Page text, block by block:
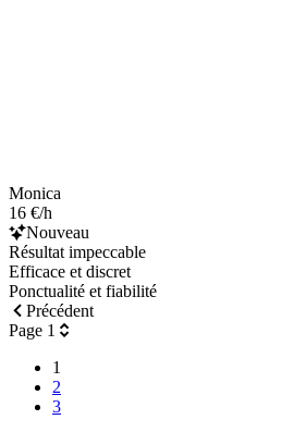
Monica
16 €/h
Nouveau
Résultat impeccable
Efficace et discret
Ponctualité et fiabilité
Précédent
Page 1
1
2
3